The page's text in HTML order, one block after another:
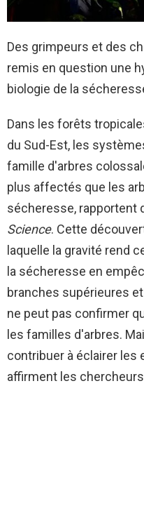
Des grimpeurs et des
remis en question une
biologie de la
Dans les forêts
du Sud-Est, les
famille d'arbres
plus affectés que les
sécheresse, rapportent
Science. Cette
laquelle la gravité rend
la sécheresse en
branches supérieures
ne peut pas confirmer
les familles d'arbres.
contribuer à éclairer
affirment les